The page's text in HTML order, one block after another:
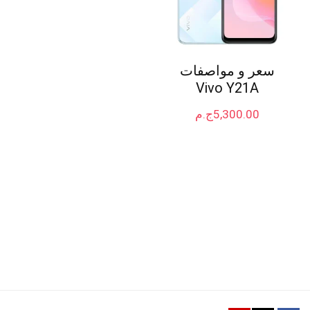
سعر و مواصفات
Vivo Y21A
ج.م5,300.00